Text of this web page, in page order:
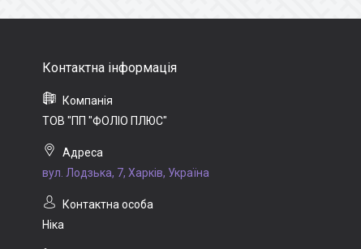
ТОВ "ПП "ФОЛІО ПЛЮС"
вул. Лодзька, 7, Харків, Україна
Ніка